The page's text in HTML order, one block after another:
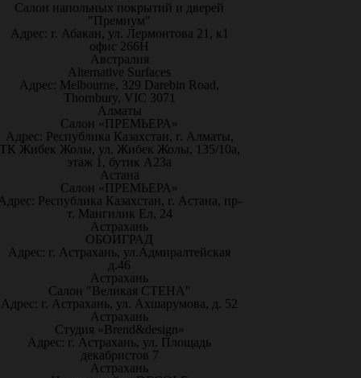
Салон напольных покрытий и дверей
"Премиум"
Адрес: г. Абакан, ул. Лермонтова 21, к1
офис 266Н
Австралия
Alternative Surfaces
Адрес: Melbourne, 329 Darebin Road,
Thornbury, VIC 3071
Алматы
Салон «ПРЕМЬЕРА»
Адрес: Республика Казахстан, г. Алматы,
Жибек Жолы, ул. Жибек Жолы, 135/10а,
этаж 1, бутик А23а
Астана
Салон «ПРЕМЬЕРА»
Республика Казахстан, г. Астана, пр-
т. Мангилик Ел, 24
Астрахань
ОБОИГРАД
Адрес: г. Астрахань, ул.Адмиралтейская
д.46
Астрахань
Салон "Великая СТЕНА"
Адрес: г. Астрахань, ул. Ахшарумова, д. 52
Астрахань
Студия «Brend&design»
Адрес: г. Астрахань, ул. Площадь
декабристов 7
Астрахань